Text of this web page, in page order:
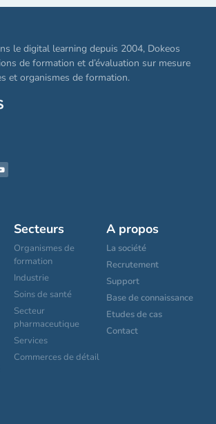
le digital learning depuis 2004, Dokeos
de formation et d’évaluation sur mesure
et organismes de formation.
Secteurs
Organismes de
formation
Industrie
Soins de santé
Secteur
pharmaceutique
Services
Commerces de détail
A propos
La société
Recrutement
Support
Base de connaissance
Etudes de cas
Contact